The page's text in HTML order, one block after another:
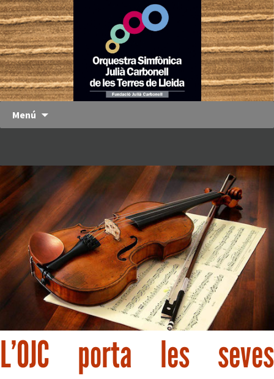
OJC
Orquestra
Simfònica
Julià
Carbonell
de les
Terres de
Lleida
Menú
L’OJC porta les seves